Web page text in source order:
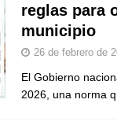
reglas para
municipio
26 de febrero de
El Gobierno
2026, una norma